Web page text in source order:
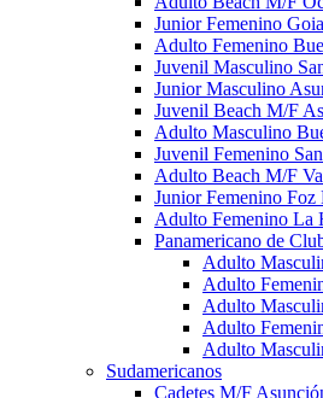
Junior Femenino
Adulto Femenino
Juvenil Masculino
Junior Masculino
Juvenil Beach M/F
Adulto Masculino
Juvenil Femenino
Adulto Beach M/F
Junior Femenino
Adulto Femenino La
Panamericano de
Adulto
Adulto
Adulto
Adulto
Adulto
Sudamericanos
Cadetes M/F